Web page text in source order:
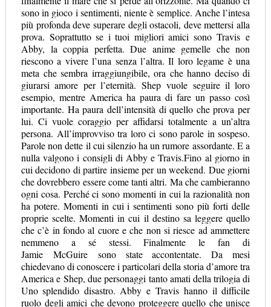
sono in gioco i sentimenti, niente è semplice. Anche l’intesa
più profonda deve superare degli ostacoli, deve mettersi alla
prova. Soprattutto se i tuoi migliori amici sonoTravis e
Abby, la coppia perfetta. Due anime gemelle che non
riescono a vivere l’una senza l’altra. Il loro legame è una
meta che sembra irraggiungibile, ora che hanno deciso di
giurarsi amore per l’eternità. Shep vuole seguire il loro
esempio, mentre America ha paura di fare un passo così
importante. Ha paura dell’intensità di quello che prova per
lui. Ci vuole coraggio per affidarsi totalmente a un’altra
persona. All’improvviso tra loro ci sono parole in sospeso.
Parole non dette il cui silenzio ha un rumore assordante. E a
nulla valgono i consigli di Abby e Travis.Fino al giorno in
cui decidono di partire insieme per un weekend. Due giorni
che dovrebbero essere come tanti altri. Ma che cambieranno
ogni cosa. Perché ci sono momenti in cui la razionalità non
ha potere. Momenti in cui i sentimenti sono più forti delle
proprie scelte. Momenti in cui il destino sa leggere quello
che c’è in fondo al cuore e che non si riesce ad ammettere
nemmeno a sé stessi. Finalmente le fan di
Jamie McGuiresono state accontentate. Da mesi
chiedevano di conoscere i particolari della storia d’amore tra
America eShep, due personaggi tanto amati della trilogia di
Uno splendido disastro. Abby e Travishanno il difficile
ruolo degli amici che devono proteggere quello che unisce